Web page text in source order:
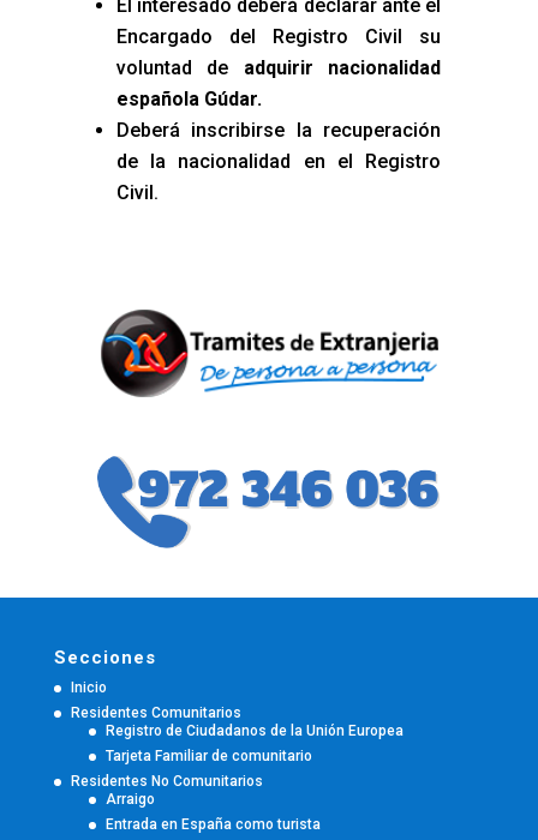
El interesado deberá declarar ante el
Encargado del Registro Civil su
voluntad de adquirir nacionalidad
española Gúdar.
Deberá inscribirse la recuperación
de la nacionalidad en el Registro
Civil.
Secciones
Inicio
Residentes Comunitarios
Registro de Ciudadanos de la Unión Europea
Tarjeta Familiar de comunitario
Residentes No Comunitarios
Arraigo
Entrada en España como turista